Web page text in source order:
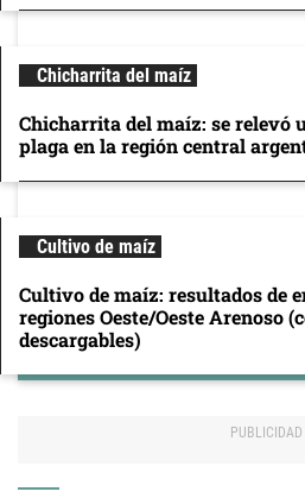
Chicharrita del maíz
Chicharrita del maíz: se relevó
plaga en la región central
Cultivo de maíz
Cultivo de maíz: resultados de
regiones Oeste/Oeste Arenoso
descargables)